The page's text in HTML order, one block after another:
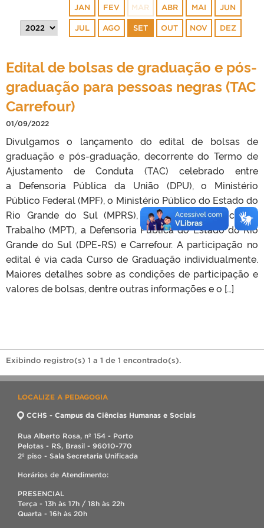
JAN FEV MAR ABR MAI JUN
JUL AGO SET OUT NOV DEZ
Edital de bolsas de graduação e pós-
graduação para pessoas negras (TAC
Carrefour)
01/09/2022
Divulgamos o lançamento do edital de bolsas de
graduação e pós-graduação, decorrente do Termo de
Ajustamento de Conduta (TAC) celebrado entre
a Defensoria Pública da União (DPU), o Ministério
Público Federal (MPF), o Ministério Público do Estado do
Rio Grande do Sul (MPRS), o Ministério Público do
Trabalho (MPT), a Defensoria Pública do Estado do Rio
Grande do Sul (DPE-RS) e Carrefour. A participação no
edital é via cada Curso de Graduação individualmente.
Maiores detalhes sobre as condições de participação e
valores de bolsas, dentre outras informações e o […]
Exibindo registro(s) 1 a 1 de 1 encontrado(s).
LOCALIZE A PEDAGOGIA
CCHS - Campus da Ciências Humanas e Sociais
Rua Alberto Rosa, nº 154 - Porto
Pelotas - RS, Brasil - 96010-770
2º piso - Sala Secretaria Unificada
Horários de Atendimento:
PRESENCIAL
Terça - 13h às 17h / 18h às 22h
Quarta - 16h às 20h